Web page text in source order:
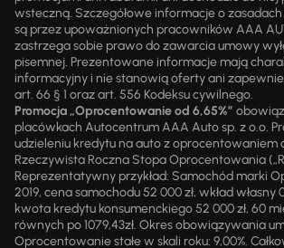
wsteczną. Szczegółowe informacje o
są przez upoważnionych pracowników AAA
zastrzega sobie prawo do zawarcia umowy
pisemnej. Prezentowane informacje mają
informacyjny i nie stanowią oferty ani
art. 66 § 1 oraz art. 556 Kodeksu cywilnego.
Promocja „Oprocentowanie od 6,65%”
placówkach Autocentrum AAA Auto sp. z o.o.
udzieleniu kredytu na auto z oprocentowaniem
Rzeczywista Roczna Stopa Oprocentowania
Reprezentatywny przykład: Samochód marki
2019, cena samochodu 52 000 zł, wkład własny
kwota kredytu konsumenckiego 52 000 zł, 60
równych po 1079,43zł. Okres obowiązywania
Oprocentowanie stałe w skali roku: 9,00%.